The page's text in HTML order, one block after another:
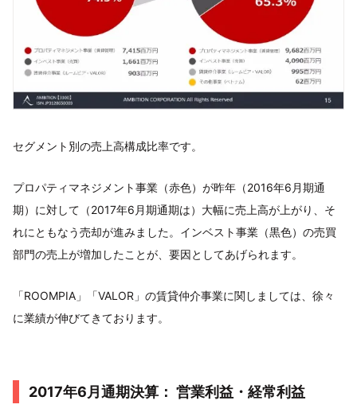
セグメント別の売上高構成比率です。
プロパティマネジメント事業（赤色）が昨年（2016年6月期通
期）に対して（2017年6月期通期は）大幅に売上高が上がり、そ
れにともなう売却が進みました。インベスト事業（黒色）の売買
部門の売上が増加したことが、要因としてあげられます。
「ROOMPIA」「VALOR」の賃貸仲介事業に関しましては、徐々
に業績が伸びてきております。
2017年6月通期決算： 営業利益・経常利益